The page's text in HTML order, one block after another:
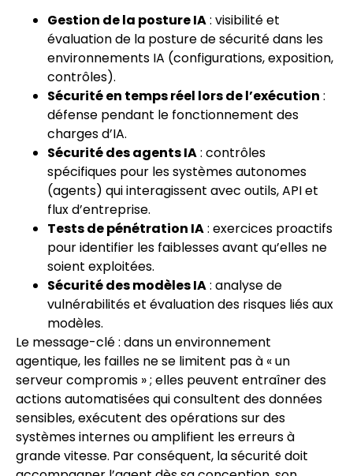
Gestion de la posture IA: visibilité et
évaluation de la posture de sécurité dans les
environnements IA (configurations, exposition,
contrôles).
Sécurité en temps réel lors de l’exécution :
défense pendant le fonctionnement des
charges d’IA.
Sécurité des agents IA: contrôles
spécifiques pour les systèmes autonomes
(agents) qui interagissent avec outils, API et
flux d’entreprise.
Tests de pénétration IA: exercices proactifs
pour identifier les faiblesses avant qu’elles ne
soient exploitées.
Sécurité des modèles IA: analyse de
vulnérabilités et évaluation des risques liés aux
modèles.
Le message-clé : dans un environnement
agentique, les failles ne se limitent pas à « un
serveur compromis » ; elles peuvent entraîner des
actions automatisées qui consultent des données
sensibles, exécutent des opérations sur des
systèmes internes ou amplifient les erreurs à
grande vitesse. Par conséquent, la sécurité doit